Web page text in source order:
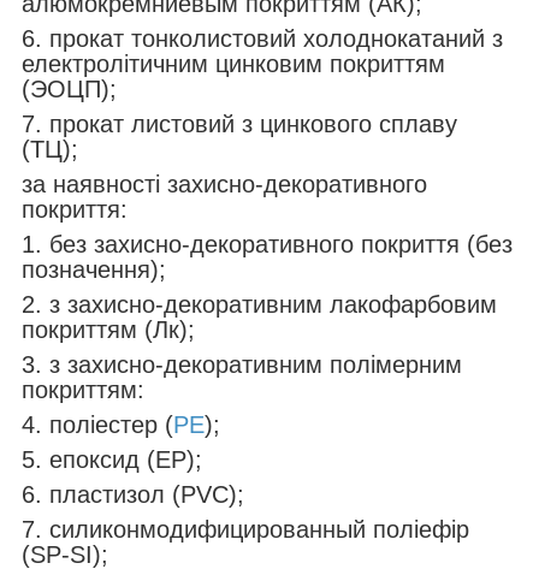
6. прокат тонколистовий холоднокатаний з
електролітичним цинковим покриттям
(ЭОЦП);
7. прокат листовий з цинкового сплаву
(ТЦ);
за наявності захисно-декоративного
покриття:
1. без захисно-декоративного покриття (без
позначення);
2. з захисно-декоративним лакофарбовим
покриттям (Лк);
3. з захисно-декоративним полімерним
покриттям:
4. поліестер (PE);
5. епоксид (EP);
6. пластизол (PVC);
7. силиконмодифицированный поліефір
(SP-SI);